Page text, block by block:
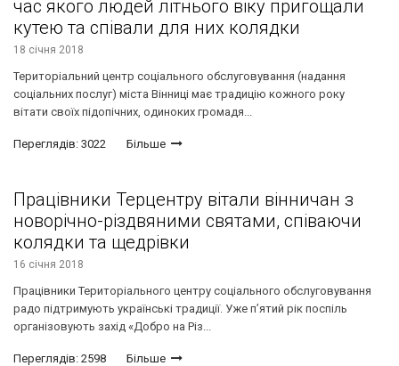
час якого людей літнього віку пригощали
кутею та співали для них колядки
18 січня 2018
Територіальний центр соціального обслуговування (надання
соціальних послуг) міста Вінниці має традицію кожного року
вітати своїх підопічних, одиноких громадя...
Переглядів: 3022 Більше
Працівники Терцентру вітали вінничан з
новорічно-різдвяними святами, співаючи
колядки та щедрівки
16 січня 2018
Працівники Територіального центру соціального обслуговування
радо підтримують українські традиції. У​же п’ятий рік поспіль
організовують захід «Добро на Різ...
Переглядів: 2598 Більше